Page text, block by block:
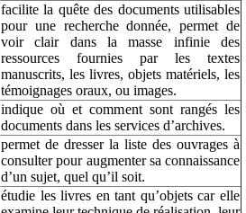
facilite la quête des documents utilisables
pour une recherche donnée, permet de
voir clair dans la masse infinie des
ressources fournies par les textes
manuscrits, les livres, objets matériels, les
témoignages oraux, ou images.
indique où et comment sont rangés les
documents dans les services d’archives.
permet de dresser la liste des ouvrages à
consulter pour augmenter sa connaissance
d’un sujet, quel qu’il soit.
étudie les livres en tant qu’objets car elle